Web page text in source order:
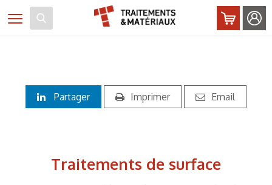
Toggle navigation
Partager Imprimer Email
Traitements de surface
Panneau de gestion des cookies